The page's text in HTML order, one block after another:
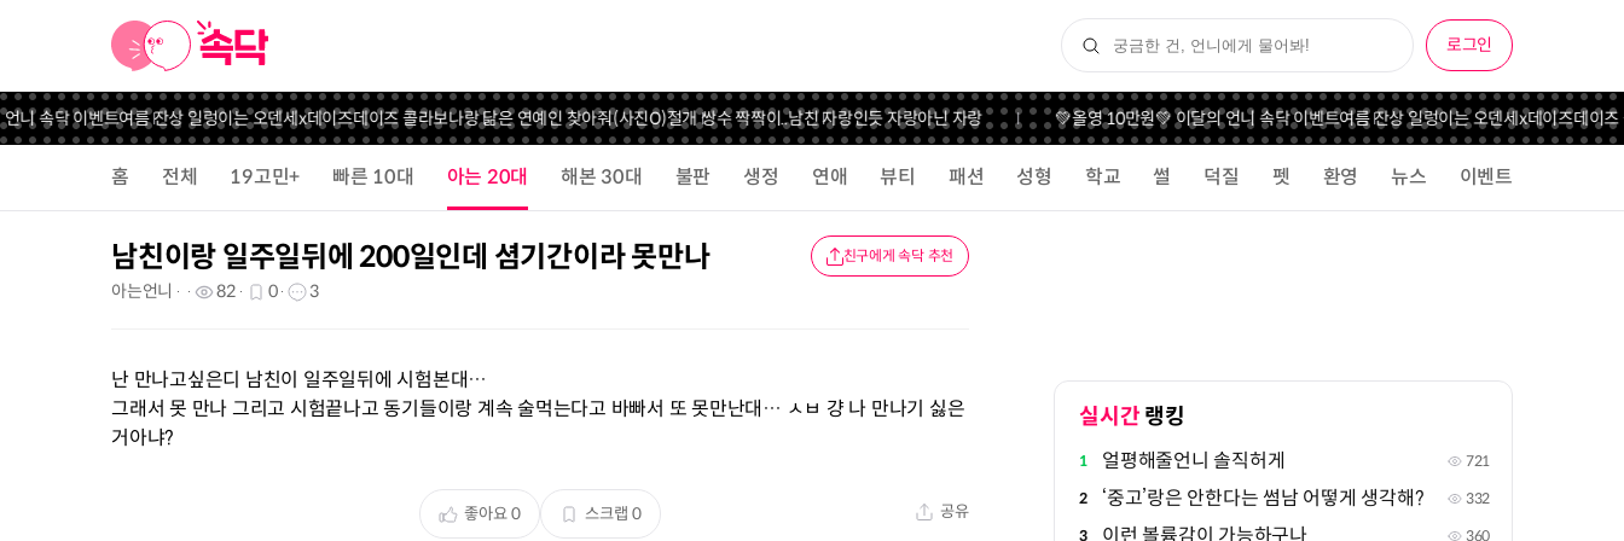
로그인
니 속닥 이벤트여름 잔상 일렁이는 오덴세x데이즈데이즈 콜라보나랑 닮은 연예인 찾아줘(사진O)절개 쌍수 짝짝이..남친 자랑인듯 자랑아닌 자랑 💚올영 10만원💚 이달의 언니 속닥 이벤트여름 잔상 일렁이는 오덴세x데이즈데이즈
홈 전체 19고민+ 빠른 10대 아는 20대 해본 30대 불판 생정 연애 뷰티 패션 성형 학교 썰 덕질 펫 환영 뉴스 이벤트
남친이랑 일주일뒤에 200일인데 셤기간이라 못만나 친구에게 속닥 추천
아는언니 82 0 3
난 만나고싶은디 남친이 일주일뒤에 시험본대…
그래서 못 만나 그리고 시험끝나고 동기들이랑 계속 술먹는다고 바빠서 또 못만난대… ㅅㅂ 걍 나 만나기 싫은
거아냐?
좋아요0 스크랩 0 공유
실시간 랭킹
1 얼평해줄언니 솔직허게 721
2 ‘중고’랑은 안한다는 썸남 어떻게 생각해? 332
3 이런 볼륨감이 가능하구나 360